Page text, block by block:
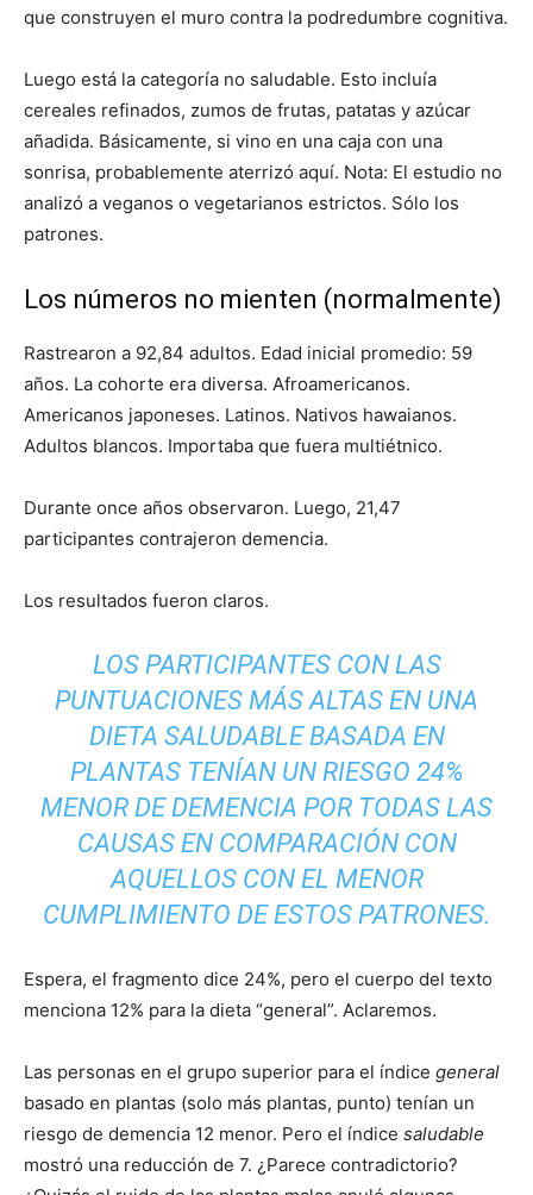
que construyen el muro contra la podredumbre cognitiva.
Luego está la categoría no saludable. Esto incluía
cereales refinados, zumos de frutas, patatas y azúcar
añadida. Básicamente, si vino en una caja con una
sonrisa, probablemente aterrizó aquí. Nota: El estudio no
analizó a veganos o vegetarianos estrictos. Sólo los
patrones.
Los números no mienten (normalmente)
Rastrearon a 92,84 adultos. Edad inicial promedio: 59
años. La cohorte era diversa. Afroamericanos.
Americanos japoneses. Latinos. Nativos hawaianos.
Adultos blancos. Importaba que fuera multiétnico.
Durante once años observaron. Luego, 21,47
participantes contrajeron demencia.
Los resultados fueron claros.
LOS PARTICIPANTES CON LAS
PUNTUACIONES MÁS ALTAS EN UNA
DIETA SALUDABLEBASADA EN
PLANTAS TENÍAN UN RIESGO 24%
MENOR DE DEMENCIA POR TODAS LAS
CAUSAS EN COMPARACIÓN CON
AQUELLOS CON EL MENOR
CUMPLIMIENTO DE ESTOS PATRONES.
Espera, el fragmento dice 24%, pero el cuerpo del texto
menciona 12% para la dieta “general”. Aclaremos.
Las personas en el grupo superior para el índice general
basado en plantas (solo más plantas, punto) tenían un
riesgo de demencia 12 menor. Pero el índice saludable
mostró una reducción de 7. ¿Parece contradictorio?